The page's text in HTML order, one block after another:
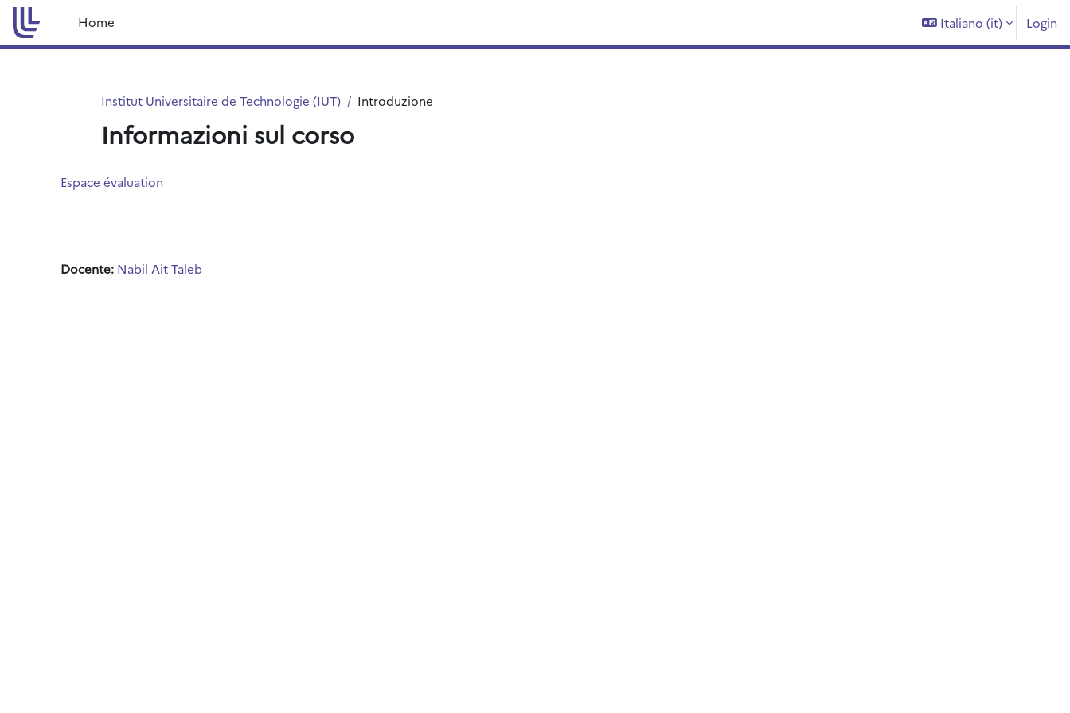
Vai al contenuto principale
Home
Italiano ‎(it)‎ Login
Institut Universitaire de Technologie (IUT) Introduzione
Informazioni sul corso
Espace évaluation
Docente: Nabil Ait Taleb